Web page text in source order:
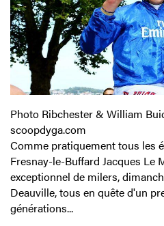
Photo Ribchester & William
scoopdyga.com
Comme pratiquement tous les
Fresnay-le-Buffard Jacques Le
exceptionnel de milers,
Deauville, tous en quête d'un
générations...